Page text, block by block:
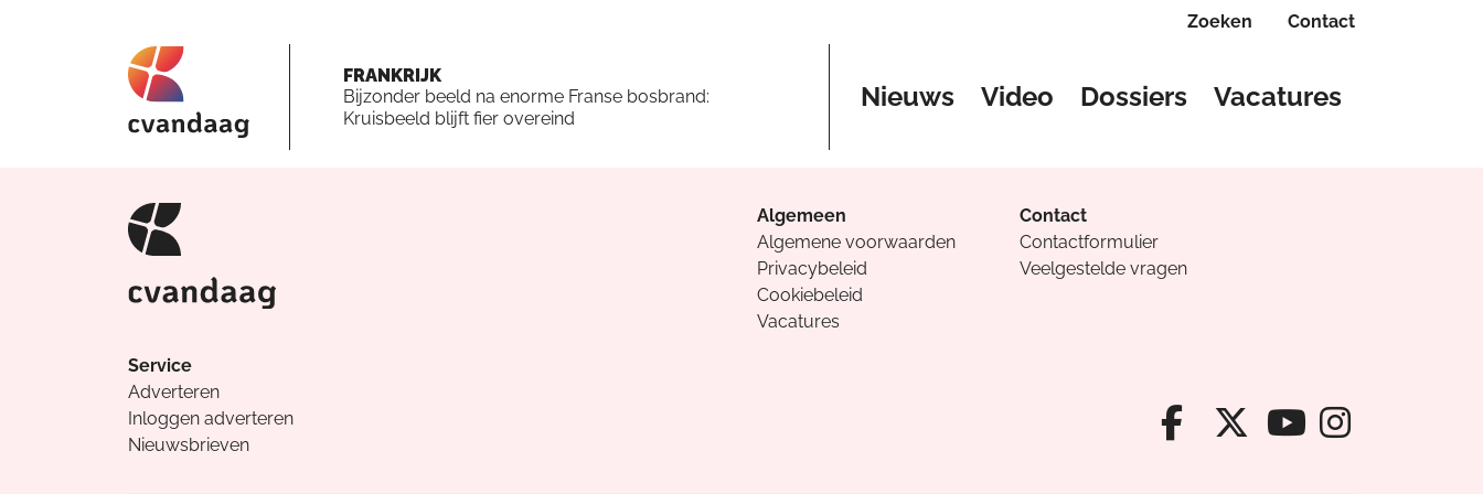
Zoeken Contact
FRANKRIJK
Bijzonder beeld na enorme Franse bosbrand:
Kruisbeeld blijft fier overeind
Nieuws Video Dossiers Vacatures
Algemeen
Algemene voorwaarden
Privacybeleid
Cookiebeleid
Vacatures
Contact
Contactformulier
Veelgestelde vragen
Service
Adverteren
Inloggen adverteren
Nieuwsbrieven
Facebook van
X van